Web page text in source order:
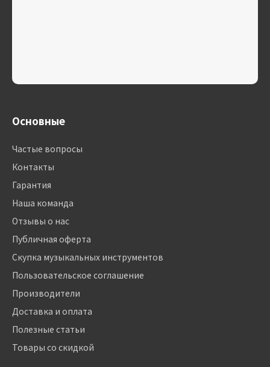
Основные
Частые вопросы
Контакты
Гарантия
Наша команда
Отзывы о нас
Публичная оферта
Скупка музыкальных инструментов
Пользовательское соглашение
Производители
Доставка и оплата
Полезные статьи
Товары со скидкой